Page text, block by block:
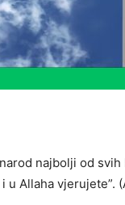
najbolji od
Allaha vjerujete”.